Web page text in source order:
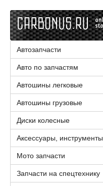
Автозапчасти
Авто по запчастям
Автошины легковые
Автошины грузовые
Диски колесные
Аксессуары, инструменты
Мото запчасти
Запчасти на спецтехнику